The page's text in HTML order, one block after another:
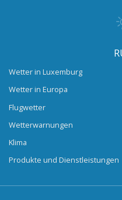
Wetter in Luxemburg
Wetter in Europa
Flugwetter
Wetterwarnungen
Klima
Produkte und Dienstleistungen